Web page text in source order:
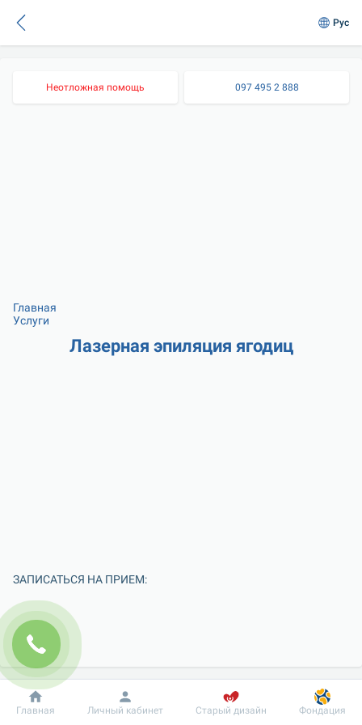
Рус
Неотложная помощь 097 495 2 888
Главная
Услуги
Лазерная эпиляция ягодиц
ЗАПИСАТЬСЯ НА ПРИЕМ:
Добробут Информация Пациенту
Главная Личный кабинет Старый дизайн Фондация